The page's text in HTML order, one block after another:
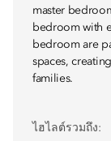
master
bedroom with
bedroom are
spaces,
families.
ไฮไลต์รวมถึง: